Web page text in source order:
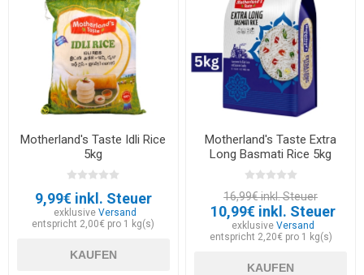
Motherland's Taste Idli Rice
5kg
9,99€ inkl. Steuer
exklusiveVersand
entspricht 2,00€ pro 1 kg(s)
KAUFEN
Motherland's Taste Extra
Long Basmati Rice 5kg
16,99€ inkl. Steuer
10,99€ inkl. Steuer
exklusive Versand
entspricht 2,20€ pro 1 kg(s)
KAUFEN